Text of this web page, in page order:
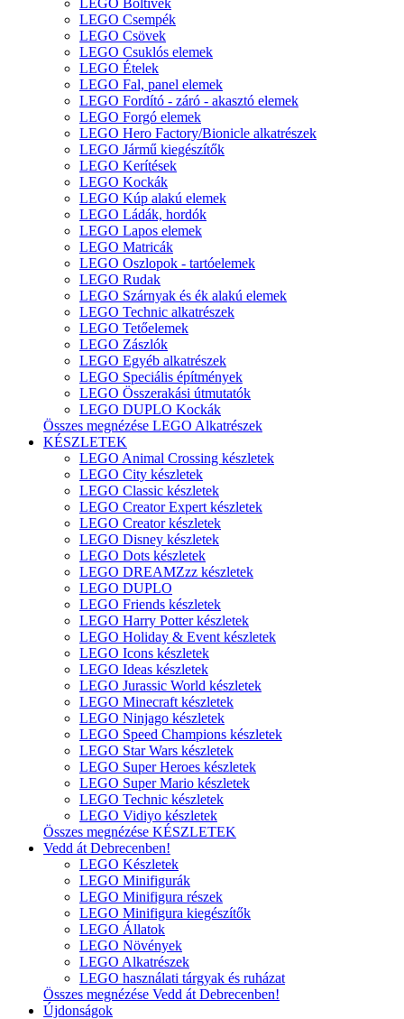
LEGO Boltívek
LEGO Csempék
LEGO Csövek
LEGO Csuklós elemek
LEGO Ételek
LEGO Fal, panel elemek
LEGO Fordító - záró - akasztó elemek
LEGO Forgó elemek
LEGO Hero Factory/Bionicle alkatrészek
LEGO Jármű kiegészítők
LEGO Kerítések
LEGO Kockák
LEGO Kúp alakú elemek
LEGO Ládák, hordók
LEGO Lapos elemek
LEGO Matricák
LEGO Oszlopok - tartóelemek
LEGO Rudak
LEGO Szárnyak és ék alakú elemek
LEGO Technic alkatrészek
LEGO Tetőelemek
LEGO Zászlók
LEGO Egyéb alkatrészek
LEGO Speciális építmények
LEGO Összerakási útmutatók
LEGO DUPLO Kockák
Összes megnézése LEGO Alkatrészek
KÉSZLETEK
LEGO Animal Crossing készletek
LEGO City készletek
LEGO Classic készletek
LEGO Creator Expert készletek
LEGO Creator készletek
LEGO Disney készletek
LEGO Dots készletek
LEGO DREAMZzz készletek
LEGO DUPLO
LEGO Friends készletek
LEGO Harry Potter készletek
LEGO Holiday & Event készletek
LEGO Icons készletek
LEGO Ideas készletek
LEGO Jurassic World készletek
LEGO Minecraft készletek
LEGO Ninjago készletek
LEGO Speed Champions készletek
LEGO Star Wars készletek
LEGO Super Heroes készletek
LEGO Super Mario készletek
LEGO Technic készletek
LEGO Vidiyo készletek
Összes megnézése KÉSZLETEK
Vedd át Debrecenben!
LEGO Készletek
LEGO Minifigurák
LEGO Minifigura részek
LEGO Minifigura kiegészítők
LEGO Állatok
LEGO Növények
LEGO Alkatrészek
LEGO használati tárgyak és ruházat
Összes megnézése Vedd át Debrecenben!
Újdonságok